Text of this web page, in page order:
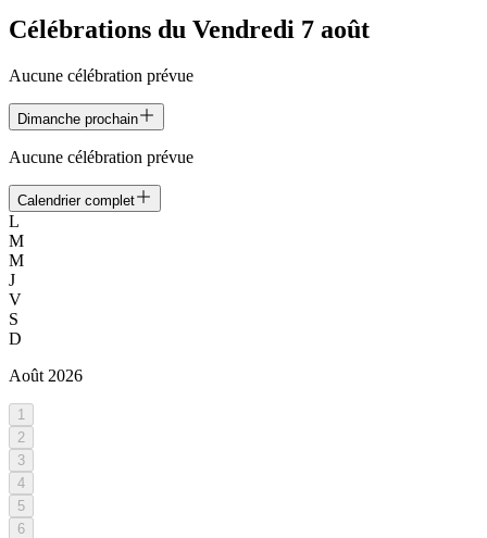
Célébrations du Vendredi 7 août
Aucune célébration prévue
Dimanche prochain
Aucune célébration prévue
Calendrier complet
L
M
M
J
V
S
D
Août 2026
1
2
3
4
5
6